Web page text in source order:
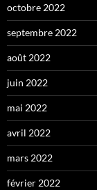
octobre 2022
septembre 2022
août 2022
juin 2022
mai 2022
avril 2022
mars 2022
février 2022